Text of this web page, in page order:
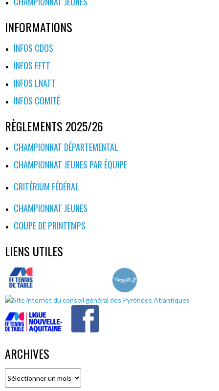
INFORMATIONS
INFOS CDOS
INFOS FFTT
INFOS LNATT
INFOS COMITÉ
RÈGLEMENTS 2025/26
CHAMPIONNAT DÉPARTEMENTAL
CHAMPIONNAT JEUNES PAR ÉQUIPE
CRITÉRIUM FÉDÉRAL
CHAMPIONNAT JEUNES
COUPE DE PRINTEMPS
LIENS UTILES
ARCHIVES